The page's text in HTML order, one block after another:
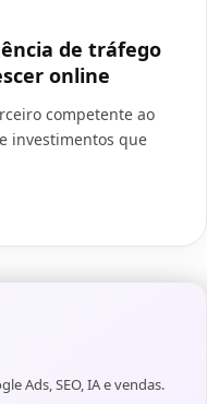
de tráfego
online
competente ao
investimentos que
Ads, SEO, IA e vendas.